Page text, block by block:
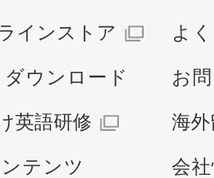
インストア よ
ウンロード お
英語研修 海
テンツ 会